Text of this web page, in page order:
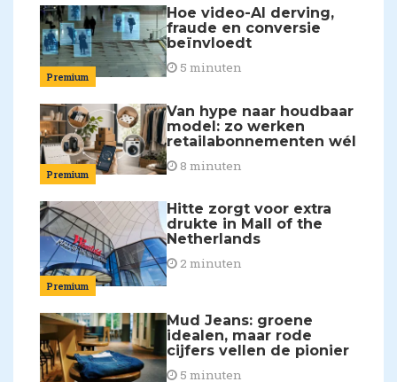
Premium
Hoe video-AI derving,
fraude en conversie
beïnvloedt
5 minuten
Premium
Van hype naar houdbaar
model: zo werken
retailabonnementen wél
8 minuten
Premium
Hitte zorgt voor extra
drukte in Mall of the
Netherlands
2 minuten
Mud Jeans: groene
idealen, maar rode
cijfers vellen de pionier
5 minuten